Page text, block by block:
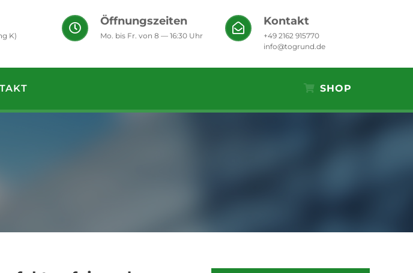
K)
Öffnungszeiten
Mo. bis Fr. von 8 — 16:30 Uhr
Kontakt
+49 2162 915770
info@togrund.de
SHOP